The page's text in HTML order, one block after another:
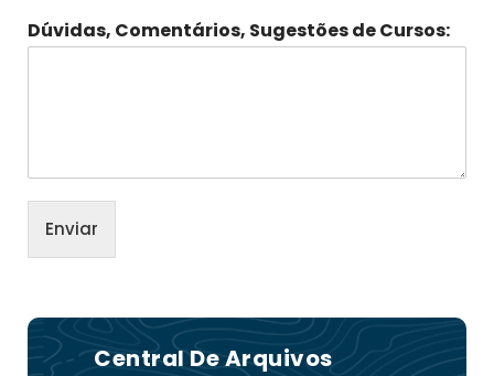
Dúvidas, Comentários, Sugestões de Cursos:
Enviar
Central De Arquivos